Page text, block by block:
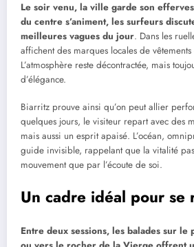
Le soir venu, la ville garde son
du centre s’animent, les surfeurs
meilleures vagues du jour. Dans les
affichent des marques locales de
L’atmosphère reste décontractée, mais
d’élégance.
Biarritz prouve ainsi qu’on peut allier
quelques jours, le visiteur repart avec des
mais aussi un esprit apaisé. L’océan,
guide invisible, rappelant que la vitalité
mouvement que par l’écoute de soi.
Un cadre idéal pour se
Entre deux sessions, les balades sur le